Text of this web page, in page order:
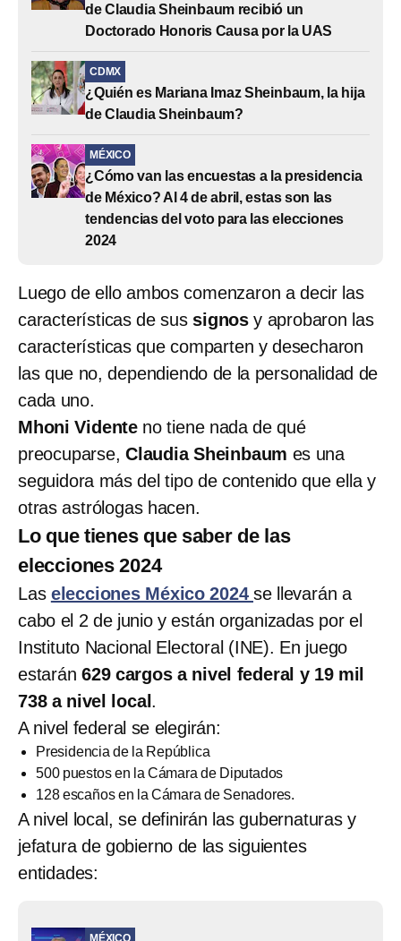
de Claudia Sheinbaum recibió un
Doctorado Honoris Causa por la UAS
CDMX
¿Quién es Mariana Imaz Sheinbaum, la hija
de Claudia Sheinbaum?
MÉXICO
¿Cómo van las encuestas a la presidencia
de México? Al 4 de abril, estas son las
tendencias del voto para las elecciones
2024
Luego de ello ambos comenzaron a decir las
características de sus signos y aprobaron las
características que comparten y desecharon
las que no, dependiendo de la personalidad de
cada uno.
Mhoni Vidente no tiene nada de qué
preocuparse,Claudia Sheinbaum es una
seguidora más del tipo de contenido que ella y
otras astrólogas hacen.
Lo que tienes que saber de las
elecciones 2024
Las elecciones México 2024se llevarán a
cabo el 2 de junio y están organizadas por el
Instituto Nacional Electoral (INE). En juego
estarán 629 cargos a nivel federal y 19 mil
738 a nivel local .
A nivel federal se elegirán:
Presidencia de la República
500 puestos en la Cámara de Diputados
128 escaños en la Cámara de Senadores.
A nivel local, se definirán las gubernaturas y
jefatura de gobierno de las siguientes
entidades:
MÉXICO